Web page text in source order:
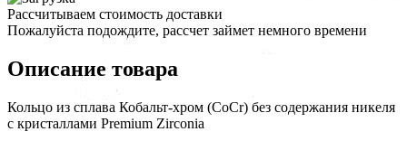
Рассчитываем стоимость доставки
Пожалуйста подождите, рассчет займет немного времени
Описание товара
Кольцо из сплава Кобальт-хром (CoCr) без содержания никеля
с кристаллами Premium Zirconia